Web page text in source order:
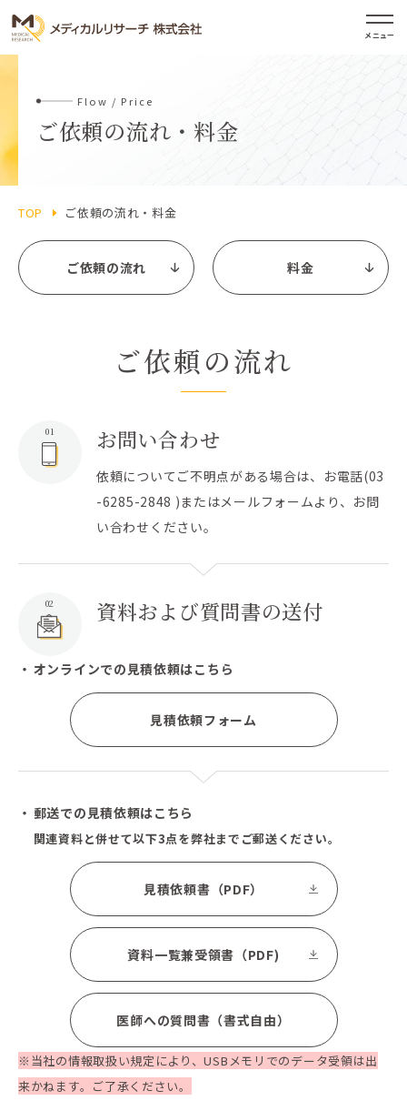
メニュー
Flow / Price
ご依頼の流れ・料金
TOP ご依頼の流れ・料金
ご依頼の流れ 料金
ご依頼の流れ
01 お問い合わせ
依頼についてご不明点がある場合は、お電話(03
-6285-2848 )またはメールフォームより、お問
い合わせください。
02 資料および質問書の送付
オンラインでの見積依頼はこちら
見積依頼フォーム
郵送での見積依頼はこちら
関連資料と併せて以下3点を弊社までご郵送ください。
見積依頼書（PDF）
資料一覧兼受領書（PDF)
医師への質問書（書式自由）
※当社の情報取扱い規定により、USBメモリでのデータ受領は出
来かねます。ご了承ください。